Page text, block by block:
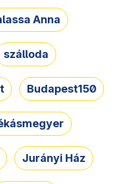
Anna
szálloda
Budapest150
Jurányi Ház